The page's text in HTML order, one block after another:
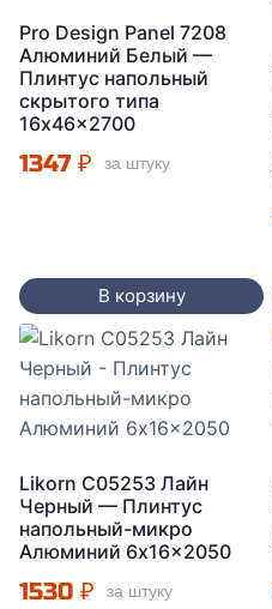
Pro Design Panel 7208
Алюминий Белый —
Плинтус напольный
скрытого типа
16x46x2700
1347 ₽ за штуку
В корзину
Likorn C05253 Лайн
Черный — Плинтус
напольный-микро
Алюминий 6x16x2050
1530 ₽ за штуку